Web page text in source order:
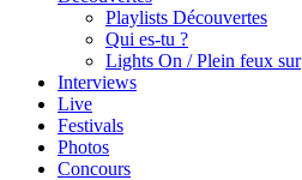
Playlists Découvertes
Qui es-tu ?
Lights On / Plein feux sur
Interviews
Live
Festivals
Photos
Concours